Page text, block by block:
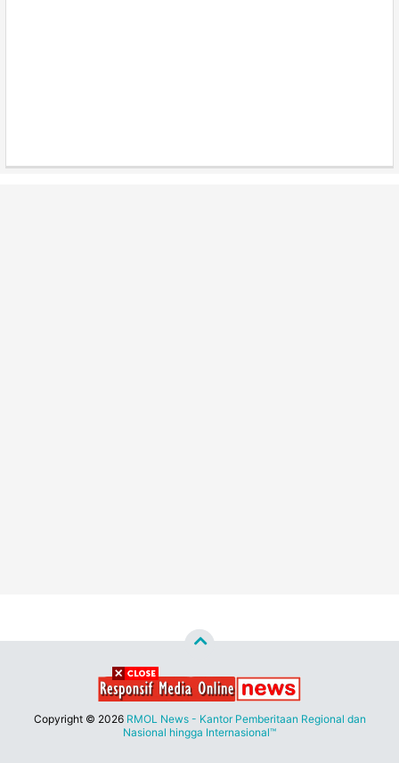
Copyright © 2026 RMOL News - Kantor Pemberitaan Regional dan
Nasional hingga Internasional™